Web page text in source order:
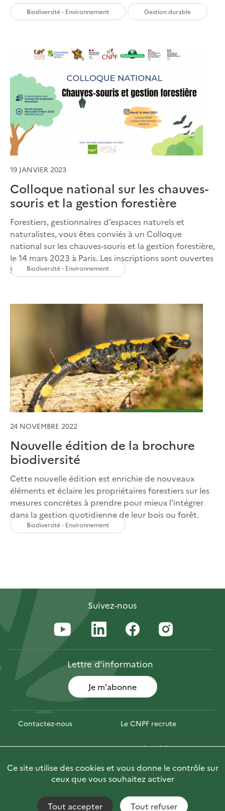
Biodiversité - Environnement Gestion durable
19 JANVIER 2023
Colloque national sur les chauves-
souris et la gestion forestière
Forestiers, gestionnaires d’espaces naturels et
naturalistes, vous êtes conviés à un Colloque
national sur les chauves-souris et la gestion forestière,
le 14 mars 2023 à Paris. Les inscriptions sont ouvertes
!
Biodiversité - Environnement
24 NOVEMBRE 2022
Nouvelle édition de la brochure
biodiversité
Cette nouvelle édition est enrichie de nouveaux
éléments et éclaire les propriétaires forestiers sur les
mesures concrètes à prendre pour mieux l'intégrer
dans la gestion quotidienne de leur bois ou forêt.
Biodiversité - Environnement
Suivez-nous
Lettred’information
Je m'abonne
Contactez-nous Le CNPF recrute
Espace presse Marchés publics
Photofor Briefly in English
Ce site utilise des cookies et vous donne le contrôle sur
ceux que vous souhaitez activer
Tout accepter Tout refuser